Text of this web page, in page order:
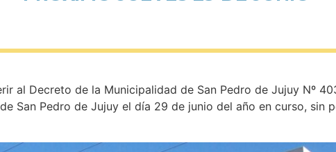
al Decreto de la Municipalidad de San Pedro de Jujuy Nº
San Pedro de Jujuy el día 29 de junio del año en curso, sin